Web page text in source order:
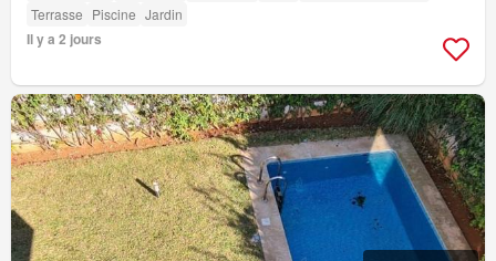
Terrasse Piscine Jardin
Il y a 2 jours